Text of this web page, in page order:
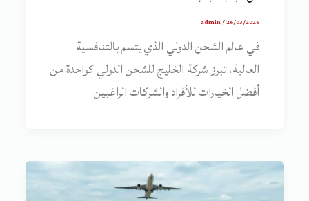
admin/26/03/2026
في عالم الشحن الدولي الذي يتسم بالتنافسية
العالية، تبرز شركة الخليج للشحن الدولي كواحدة من
أفضل الخيارات للأفراد والشركات الراغبين